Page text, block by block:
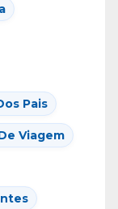
Pais
Viagem